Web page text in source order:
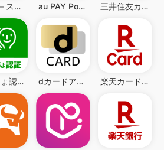
d払い－スマホ決済アプリ、キャッシュレスでお支払い au PAY Pontaポイントがおトクにたまる！ 三井住友カード Vpassアプリ
ゆうちょ認証アプリ dカードアプリ 楽天カード：明細確認・家計簿アプリ